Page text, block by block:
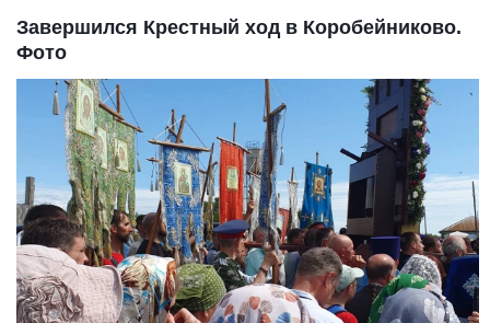
Завершился Крестный ход в Коробейниково.
Фото